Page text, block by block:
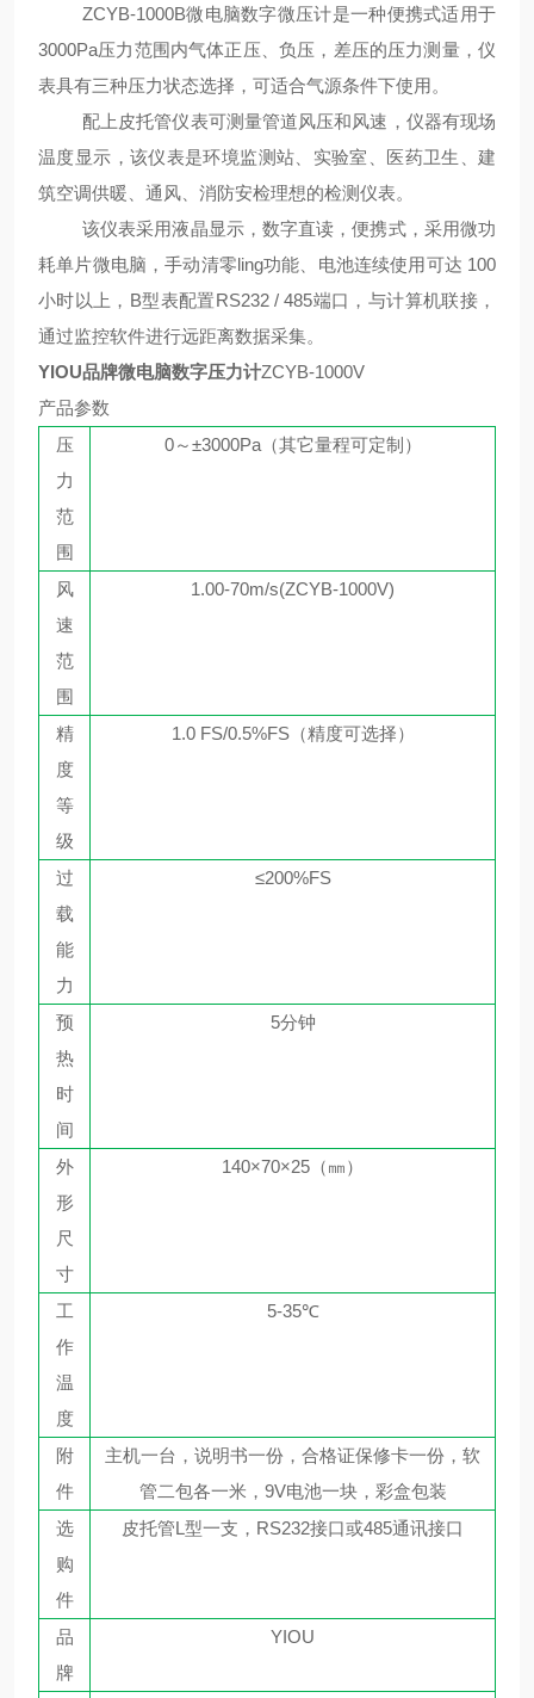
ZCYB-1000B微电脑数字微压计是一种便携式适用于
3000Pa压力范围内气体正压、负压，差压的压力测量，仪
表具有三种压力状态选择，可适合气源条件下使用。
配上皮托管仪表可测量管道风压和风速，仪器有现场
温度显示，该仪表是环境监测站、实验室、医药卫生、建
筑空调供暖、通风、消防安检理想的检测仪表。
该仪表采用液晶显示，数字直读，便携式，采用微功
耗单片微电脑，手动清零ling功能、电池连续使用可达 100
小时以上，B型表配置RS232 / 485端口，与计算机联接，
通过监控软件进行远距离数据采集。
YIOU品牌微电脑数字压力计ZCYB-1000V
产品参数
压
力
范
围
0～±3000Pa（其它量程可定制）
风
速
范
围
1.00-70m/s(ZCYB-1000V)
精
度
等
级
1.0 FS/0.5%FS（精度可选择）
过
载
能
力
≤200%FS
预
热
时
间
5分钟
外
形
尺
寸
140×70×25（㎜）
工
作
温
度
5-35℃
附
件
主机一台，说明书一份，合格证保修卡一份，软
管二包各一米， 9V电池一块，彩盒包装
选
购
件
皮托管L型一支，RS232接口或485通讯接口
品
牌
YIOU